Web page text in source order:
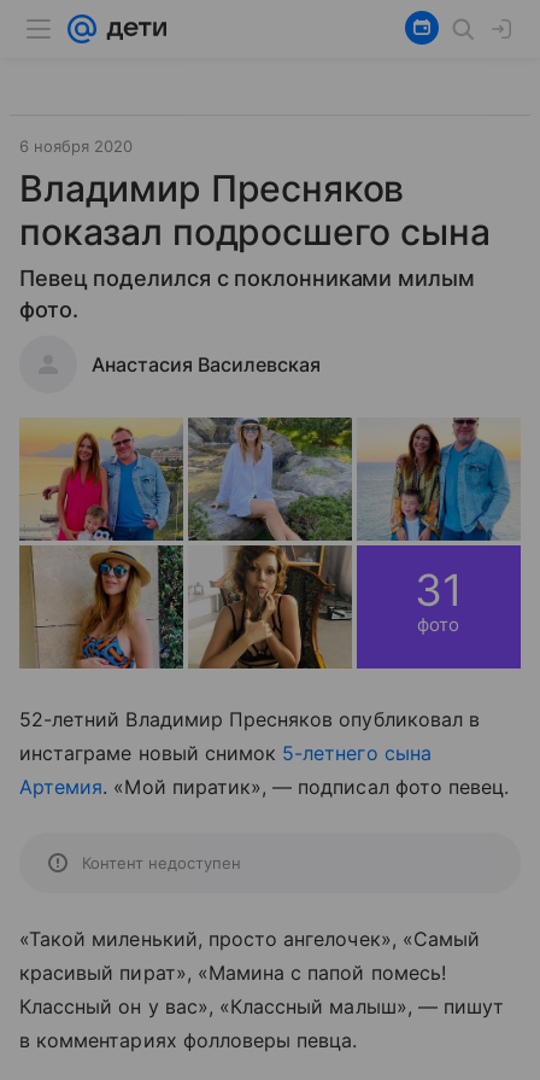
6 ноября 2020
Владимир Пресняков
показал подросшего сына
Певец поделился с поклонниками милым
фото.
Анастасия Василевская
31
фото
52-летний Владимир Пресняков опубликовал в
инстаграме новый снимок 5-летнего сына
Артемия. «Мой пиратик», — подписал фото певец.
Контент недоступен
«Такой миленький, просто ангелочек», «Самый
красивый пират», «Мамина с папой помесь!
Классный он у вас», «Классный малыш», — пишут
в комментариях фолловеры певца.